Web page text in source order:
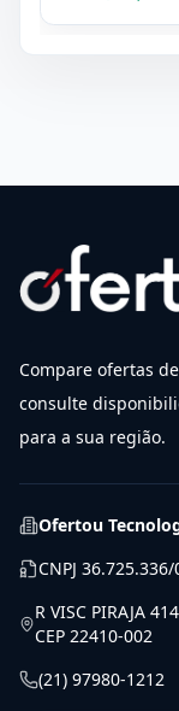
Compare ofertas
consulte
para a sua região.
Ofertou
CNPJ 36.725.336/
R VISC PIRAJA
CEP 22410-002
(21) 97980-1212